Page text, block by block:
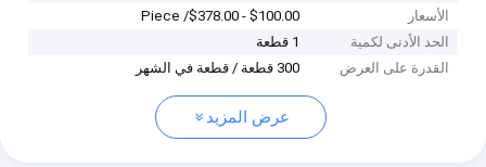
الأسعار
$100.00 - $378.00/ Piece
الحد الأدنى لكمية
1 قطعة
القدرة على العرض
300 قطعة / قطعة في الشهر
عرض المزيد